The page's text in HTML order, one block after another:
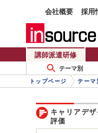
会社概要 採用
講師派遣研修
テーマ別
トップページ テーマ
キャリアデ
評価